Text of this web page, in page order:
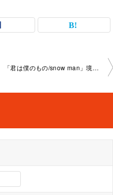
「君は僕のもの/snow man」境町教室2024-11-09-­no0023-­1065